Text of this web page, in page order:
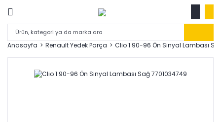
Anasayfa Renault Yedek Parça Clio 1 90-96 Ön Sinyal Lambası